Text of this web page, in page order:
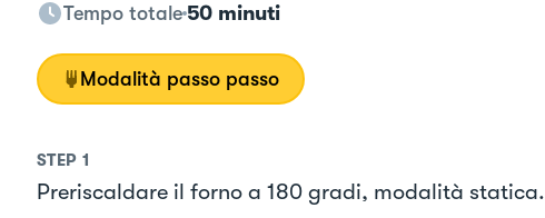
Tempo totale 50 minuti
Modalità passo passo
STEP 1
Preriscaldare il forno a 180 gradi, modalità statica.